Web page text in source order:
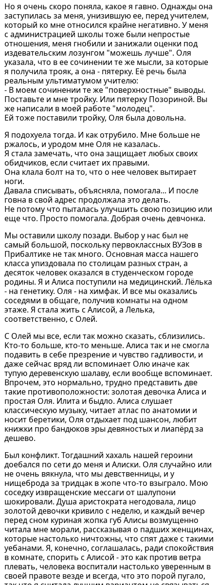
Но я очень скоро поняла, какое я гавно. Однажды она
заступилась за меня, унизившую ее, перед учителем,
который ко мне относился крайне негативно. У меня
с администрацией школы тоже были непростые
отношения, меня гнобили и занижали оценки под
издевательским лозунгом "можешь лучше". Оля
указала, что в ее сочинении те же мысли, за которые
я получила трояк, а она - пятерку. Её речь была
реальным ультиматумом учителю:
- В моем сочинении те же "поверхностные" выводы.
Поставьте и мне тройку. Или пятерку Позориной. Вы
же написали в моей работе "молодец".
Ей тоже поставили тройку, Оля была довольна.
Я подохуела тогда. И как отрубило. Мне больше не
ржалось, и уродом мне Оля не казалась.
Я стала замечать, что она защищает любых своих
обидчиков, если считает их правыми.
Она клала болт на то, что о нее человек вытирает
ноги.
Давала списывать, объясняла, помогала... И после
говна в свой адрес продолжала это делать.
Не потому что пыталась улучшить свою позицию или
еще что. Просто помогала. Добрая очень девчонка.
Мы оставили школу позади. Выбор у нас был не
самый большой, поскольку первоклассных ВУЗов в
Прибалтике не так много. Основная масса нашего
класса упиздовала по столицам разных стран, а
десяток человек оказался в студенческом городе
родины. Я и Алиса поступили на медицинский. Лёлька
- на генетику. Оля - на химфак. И все мы оказались
соседями в общаге, получив комнаты на одном
этаже. Я стала жить с Алисой, а Лелька,
соответственно, с Олей.
С Олей мы все, если так можно сказать, сблизились.
Кто-то больше, кто-то меньше. Алиса так и не смогла
подавить в себе презрение и чувство гадливости, и
даже сейчас вряд ли вспоминает Олю иначе как
тупую деревенскую шалаву, если вообще вспоминает.
Впрочем, это нормально, трудно представить две
такие противоположности: золотая девочка Алиса и
простая Оля. Илита и быдло. Алиса слушает
классическую музыку, читает атлас по анатомии и
носит беретики, Оля отдыхает под шансон, любит
книжки про бандюков эры девяностых и лиапёрд за
дешево.
Был конфликт. Тогдашний хахаль нашей героини
доебался по сети до меня и Алиски. Оля случайно или
не очень вякнула, что мы девственницы, и у
нищеброда за тридцак в жопе что-то взыграло. Мою
соседку извращенские мессаги от шалупони
шокировали. Душа аристократа негодовала, лицо
золотой девочки кривило с неделю, и каждый вечер
перед сном куриная жопка губ Алисы возмущенно
читала мне морали, рассказывая о падших женщинах,
которые настолько ничтожны, что спят даже с такими
уебанами. Я, конечно, соглашалась, ради спокойствия
в комнате, спорить с Алисой - это как против ветра
плевать, человека воспитали настолько уверенным в
своей правоте везде и всегда, что это порой пугало,